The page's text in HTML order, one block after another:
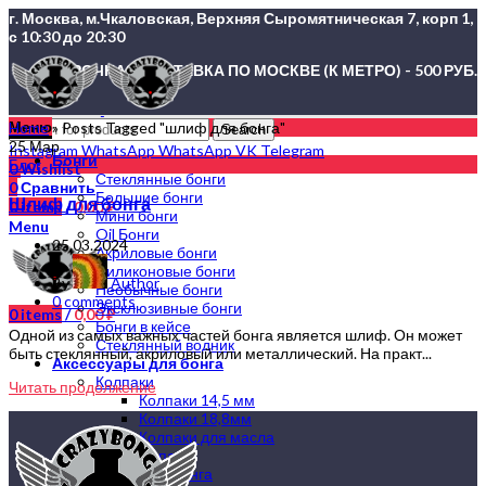
г. Москва, м.Чкаловская, Верхняя Сыромятническая 7, корп 1,
с 10:30 до 20:30
СРОЧНАЯ ДОСТАВКА ПО МОСКВЕ (К МЕТРО) - 500 РУБ.
Search
Instagram WhatsApp WhatsApp VK Telegram
0Wishlist
0Сравнить
0items/0,00₽
Menu
0items/0,00₽
Меню
Бонги
Стеклянные бонги
Большие бонги
Мини бонги
Oil Бонги
Акриловые бонги
Силиконовые бонги
Необычные бонги
Эксклюзивные бонги
Бонги в кейсе
Стеклянный водник
Аксессуары для бонга
Колпаки
Колпаки 14,5 мм
Колпаки 18,8мм
Колпаки для масла
Напасы
Шлиф для бонга
Home» Posts Tagged "шлиф для бонга"
25Мар
Блог
Шлиф для бонга
25.03.2024
By
Author
0comments
Одной из самых важных частей бонга является шлиф. Он может
быть стеклянный, акриловый или металлический. На практ...
Читать продолжение